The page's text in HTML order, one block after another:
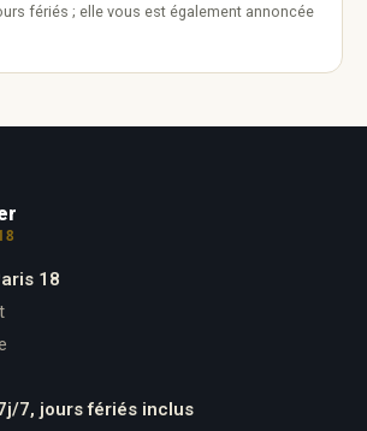
fériés ; elle vous est également annoncée
18
7, jours fériés inclus